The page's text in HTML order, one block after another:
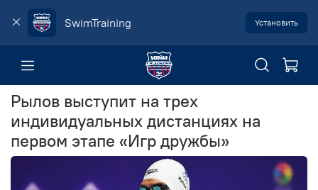
SwimTraining Установить
Рылов выступит на трех
индивидуальных дистанциях на
первом этапе «Игр дружбы»